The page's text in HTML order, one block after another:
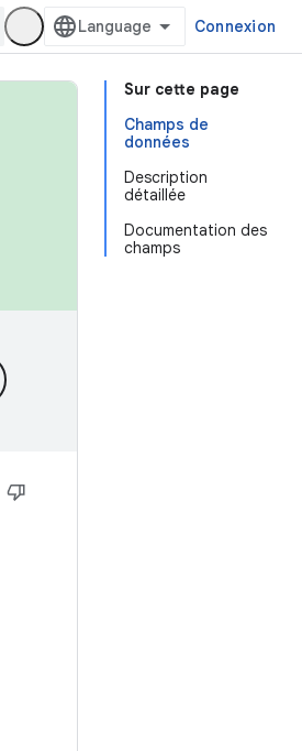
Connexion
Sur cette page
Champs de
données
Description
détaillée
Documentation des
champs